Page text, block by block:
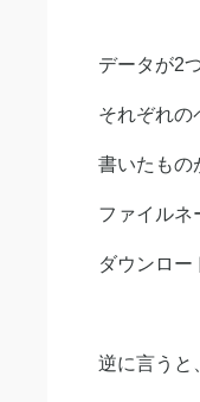
データが2
それぞれの
書いたもの
ファイルネ
ダウンロー
逆に言うと